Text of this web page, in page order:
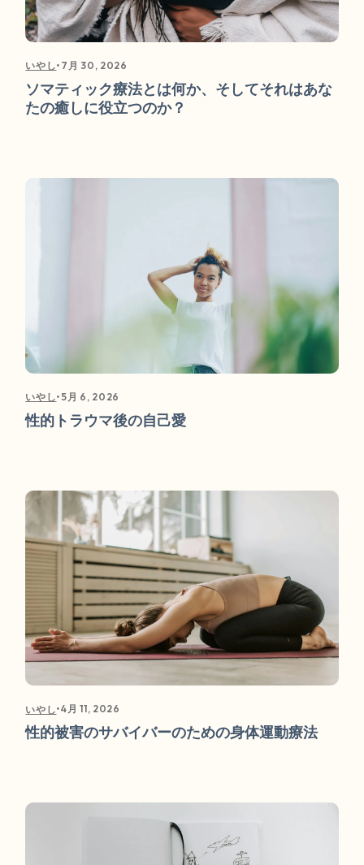
いやし• 7月 30, 2026
ソマティック療法とは何か、そしてそれはあな
たの癒しに役立つのか？
いやし• 5月 6, 2026
性的トラウマ後の自己愛
いやし•4月 11, 2026
性的被害のサバイバーのための身体運動療法